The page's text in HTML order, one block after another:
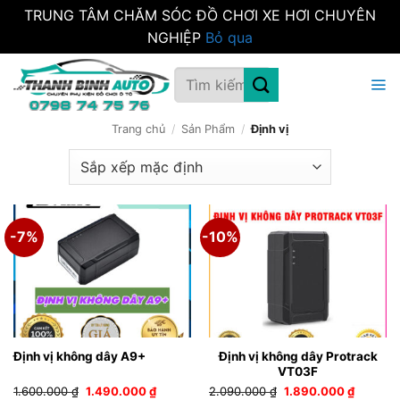
TRUNG TÂM CHĂM SÓC ĐỒ CHƠI XE HƠI CHUYÊN
NGHIỆP Bỏ qua
qua
Tìm
kiếm:
Trang chủ / Sản Phẩm / Định vị
-7%
Định vị không dây A9+
1.600.000₫ Giá
1.490.000₫Giá
-10%
Định vị không dây Protrack
VT03F
2.090.000₫ Giá
1.890.000₫Giá